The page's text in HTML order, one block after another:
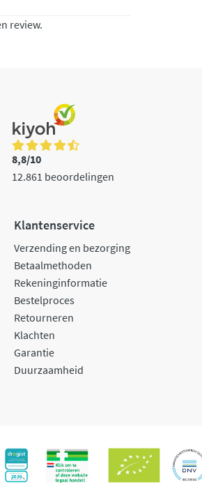
review.
8,8/10
12.861 beoordelingen
Klantenservice
Verzending en bezorging
Betaalmethoden
Rekeninginformatie
Bestelproces
Retourneren
Klachten
Garantie
Duurzaamheid